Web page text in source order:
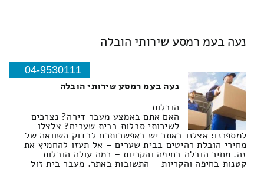
נעה בעמ רמסע שירותי הובלה
04-9530111
נעה בעמ רמסע שירותי הובלה
הובלות
האם אתם באמצע מעבר דירה? נצרכים
לשירותי סבלות בבית שערים? צלצלו
למספרנו: אצלנו באתר יש באפשרותכם לבדוק השוואה של
מחירי הובלת רהיטים בבית שערים – אל תעזו להחמיץ את
זה. מחיר הובלה בחיפה והקריות – כמה עולה הובלות
קטנות בחיפה והקריות – התשובות באתר. מעבר בית זול